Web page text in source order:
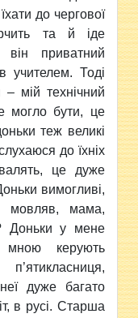
до чергової
та й іде
він приватний
учителем. Тоді
– мій технічний
могло бути, це
теж великі
до їхніх
це дуже
вимогливі,
мовляв, мама,
Доньки у мене
мною керують
дуже багато
в русі. Старша